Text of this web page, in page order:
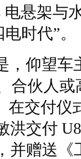
电悬架与
时代”。
，仰望车
合伙人
在交付仪
洪交付
并赠送